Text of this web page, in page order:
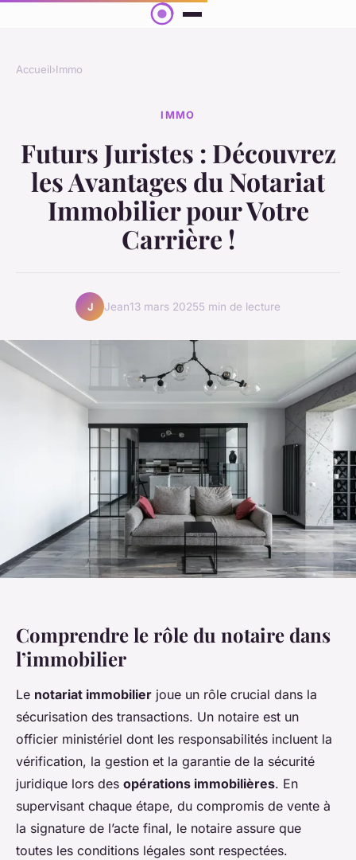
Accueil›Immo
IMMO
Futurs Juristes : Découvrez
les Avantages du Notariat
Immobilier pour Votre
Carrière !
J Jean13 mars 20255 min de lecture
Comprendre le rôle du notaire dans
l’immobilier
Le notariat immobilier joue un rôle crucial dans la
sécurisation des transactions. Un notaire est un
officier ministériel dont les responsabilités incluent la
vérification, la gestion et la garantie de la sécurité
juridique lors des opérations immobilières. En
supervisant chaque étape, du compromis de vente à
la signature de l’acte final, le notaire assure que
toutes les conditions légales sont respectées.